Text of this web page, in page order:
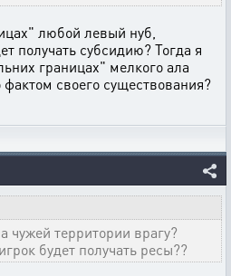
любой левый нуб,
получать субсидию? Тогда я
границах" мелкого ала
своего существования?
чужей территории врагу?
будет получать ресы??